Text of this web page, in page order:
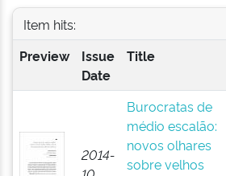
Item hits:
Preview
Issue
Date
Title
2014-
Burocratas de
médio escalão:
novos olhares
sobre velhos